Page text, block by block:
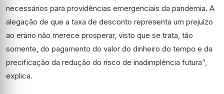
necessários para providências emergenciais da pandemia. A
alegação de que a taxa de desconto representa um prejuízo
ao erário não merece prosperar, visto que se trata, tão
somente, do pagamento do valor do dinheiro do tempo e da
precificação da redução do risco de inadimplência futura”,
explica.